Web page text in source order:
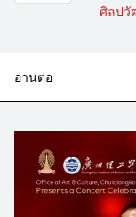
ศิลปวั
อ่านต่อ